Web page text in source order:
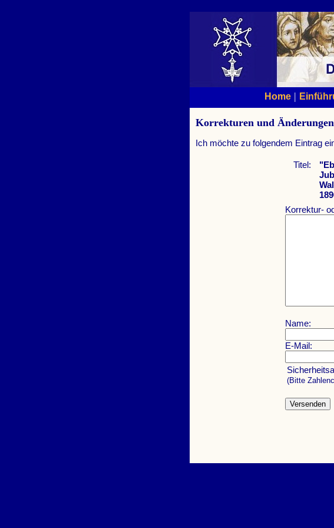
Home |
Korrekturen und Änderungen
Ich möchte zu folgendem Eintrag
Titel:
Korrektur-
Name:
E-Mail:
(Bitte